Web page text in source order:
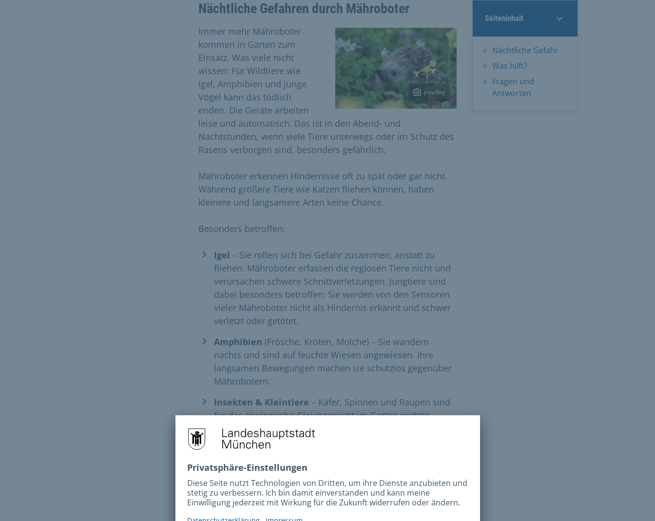
Seiteninhalt
Nächtliche Gefahr
Was hilft?
Fragen und
Antworten
Nächtliche Gefahren durch Mähroboter
pixabay
Immer mehr Mähroboter
kommen in Gärten zum
Einsatz. Was viele nicht
wissen: Für Wildtiere wie
Igel, Amphibien und junge
Vögel kann das tödlich
enden. Die Geräte arbeiten
leise und automatisch. Das ist in den Abend- und
Nachtstunden, wenn viele Tiere unterwegs oder im Schutz des
Rasens verborgen sind, besonders gefährlich.
Mähroboter erkennen Hindernisse oft zu spät oder gar nicht.
Während größere Tiere wie Katzen fliehen können, haben
kleinere und langsamere Arten keine Chance.
Besonders betroffen:
Igel – Sie rollen sich bei Gefahr zusammen, anstatt zu
fliehen. Mähroboter erfassen die reglosen Tiere nicht und
verursachen schwere Schnittverletzungen. Jungtiere sind
dabei besonders betroffen: Sie werden von den Sensoren
vieler Mähroboter nicht als Hindernis erkannt und schwer
verletzt oder getötet.
Amphibien (Frösche, Kröten, Molche) – Sie wandern
nachts und sind auf feuchte Wiesen angewiesen. Ihre
langsamen Bewegungen machen sie schutzlos gegenüber
Mährobotern.
Insekten & Kleintiere – Käfer, Spinnen und Raupen sind
für das ökologische Gleichgewicht im Garten wichtig.
Mähroboter verringern ihren Bestand.
Information
Hinweis zum Artenschutz